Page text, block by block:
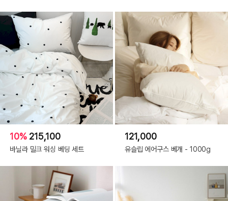
10% 215,100
바닐라 밀크 워싱 베딩 세트
121,000
유슬립 에어구스 베개 - 1000g